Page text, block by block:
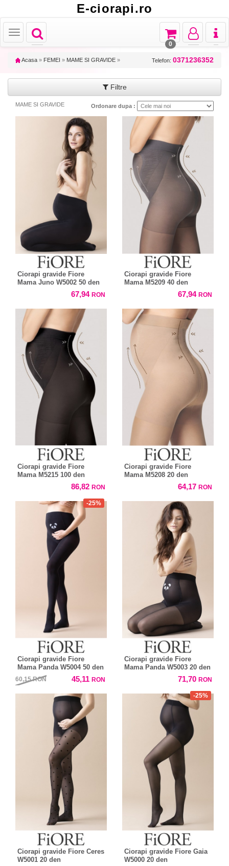
E-ciorapi.ro
Toggle
navigation
Toggle
Toggle
navigation
Toggle
navigation
Toggle
navigation
0
Acasa » FEMEI » MAME SI GRAVIDE » Telefon: 0371236352
Filtre
MAME SI GRAVIDE Ordonare dupa :
Ciorapi gravide Fiore
Mama Juno W5002 50 den
67,94 RON
Ciorapi gravide Fiore
Mama M5209 40 den
67,94 RON
Ciorapi gravide Fiore
Mama M5215 100 den
86,82 RON
Ciorapi gravide Fiore
Mama M5208 20 den
64,17 RON
-25%
Ciorapi gravide Fiore
Mama Panda W5004 50 den
60,15RON 45,11 RON
Ciorapi gravide Fiore
Mama Panda W5003 20 den
71,70 RON
Ciorapi gravide Fiore Ceres
W5001 20 den
-25%
Ciorapi gravide Fiore Gaia
W5000 20 den